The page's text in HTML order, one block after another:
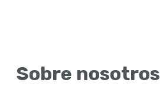
Sobre nosotros